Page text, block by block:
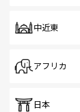
中近東
アフリカ
日本